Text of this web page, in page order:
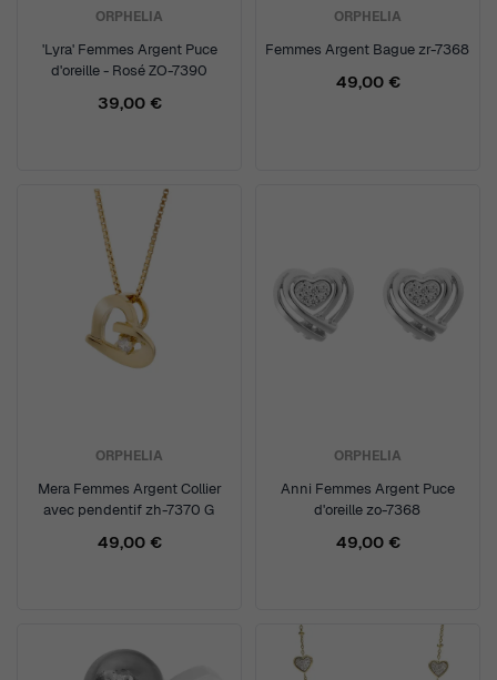
ORPHELIA
'Lyra' Femmes Argent Puce
d'oreille - Rosé ZO-7390
39,00 €
ORPHELIA
Femmes Argent Bague zr-7368
49,00 €
ORPHELIA
Mera Femmes Argent Collier
avec pendentif zh-7370 G
49,00 €
ORPHELIA
Anni Femmes Argent Puce
d'oreille zo-7368
49,00 €